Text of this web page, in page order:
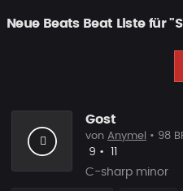
Neue Beats Beat Liste für
Gost
von Anymel • 98
Likes
9 •
C-sharp minor